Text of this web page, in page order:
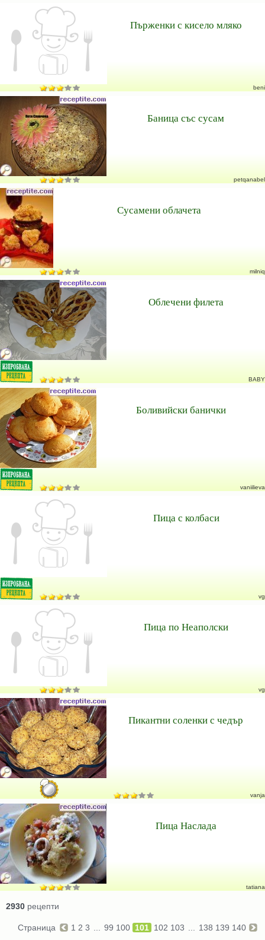
Пърженки с кисело мляко
beni
Баница със сусам
petqanabel
Сусамени облачета
milniq
Облечени филета
BABY
Боливийски банички
vaniilieva
Пица с колбаси
vg
Пица по Неаполски
vg
Пикантни соленки с чедър
vanja
Пица Наслада
tatiana
2930 рецепти
Страница 1 2 3 99 100 101 102 103 138 139 140